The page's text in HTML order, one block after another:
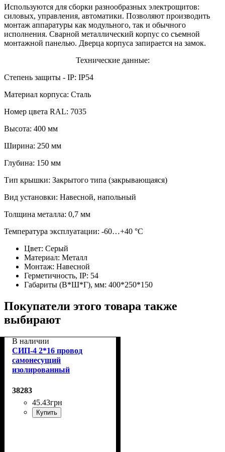
Используются для сборки разнообразных электрощитов:
силовых, управления, автоматики. Позволяют производить
монтаж аппаратуры как модульного, так и обычного
исполнения. Сварной металлический корпус со съемной
монтажной панелью. Дверца корпуса запирается на замок.
Технические данные:
Степень защиты - IP: IP54
Материал корпуса: Сталь
Номер цвета RAL: 7035
Высота: 400 мм
Ширина: 250 мм
Глубина: 150 мм
Тип крышки: Закрытого типа (закрывающаяся)
Вид установки: Навесной, напольный
Толщина металла: 0,7 мм
Температура эксплуатации: -60…+40 °C
Цвет: Серый
Материал: Металл
Монтаж: Навесной
Герметичность, IP: 54
Габариты (В*Ш*Г), мм: 400*250*150
Покупатели этого товара также
выбирают
В наличии
СИП-4 2*16 провод
самонесущий
изолированный
38283
45.43грн
Купить